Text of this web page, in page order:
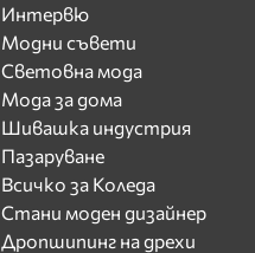
Интервю
Модни съвети
Световна мода
Мода за дома
Шивашка индустрия
Пазаруване
Всичко за Коледа
Стани моден дизайнер
Дропшипинг на дрехи